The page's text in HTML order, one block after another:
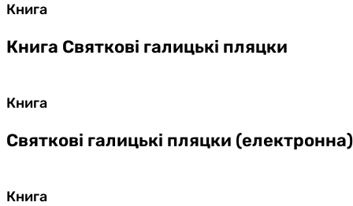
Книга
Книга Святкові галицькі пляцки
Книга
Святкові галицькі пляцки (електронна)
Книга